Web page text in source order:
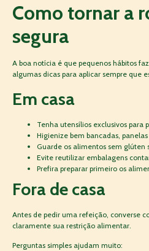
Como tornar a
segura
A boa notícia é que pequenos hábitos
algumas dicas para aplicar sempre que
Em casa
Tenha utensílios exclusivos para
Higienize bem bancadas,
Guarde os alimentos sem glúten
Evite reutilizar embalagens
Prefira preparar primeiro os
Fora de casa
Antes de pedir uma refeição, converse
claramente sua restrição alimentar.
Perguntas simples ajudam muito: